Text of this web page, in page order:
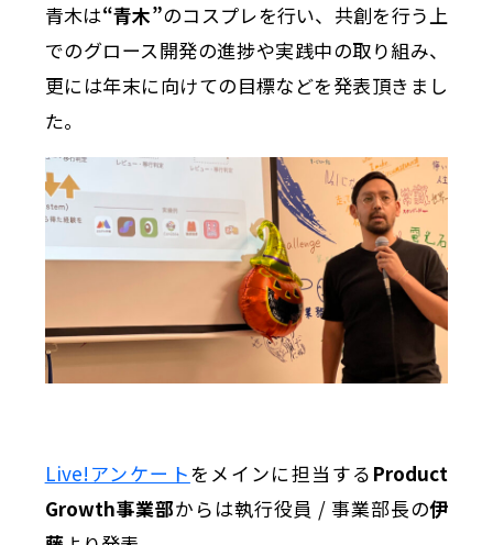
青木は“青木”のコスプレを行い、共創を行う上
でのグロース開発の進捗や実践中の取り組み、
更には年末に向けての目標などを発表頂きまし
た。
Live!アンケートをメインに担当する Product
Growth事業部からは執行役員 / 事業部長の伊